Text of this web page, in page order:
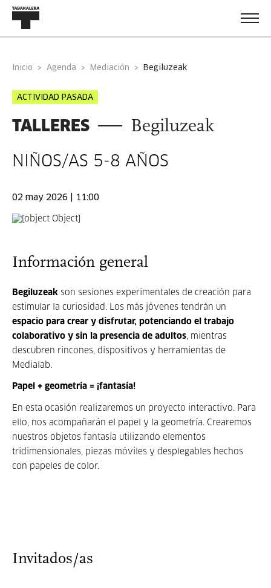
Inicio Agenda Mediación begiluzeak
ACTIVIDAD PASADA
TALLERES Begiluzeak
NIÑOS/AS 5-8 AÑOS
02 may 2026 | 11:00
Información general
Begiluzeak son sesiones experimentales de creación para
estimular la curiosidad. Los más jóvenes tendrán un
espacio para crear y disfrutar, potenciando el trabajo
colaborativo y sin la presencia de adultos, mientras
descubren rincones, dispositivos y herramientas de
Medialab.
Papel + geometría = ¡fantasía!
En esta ocasión realizaremos un proyecto interactivo. Para
ello, nos acompañarán el papel y la geometría. Crearemos
nuestros objetos fantasía utilizando elementos
tridimensionales, piezas móviles y desplegables hechos
con papeles de color.
Invitados/as